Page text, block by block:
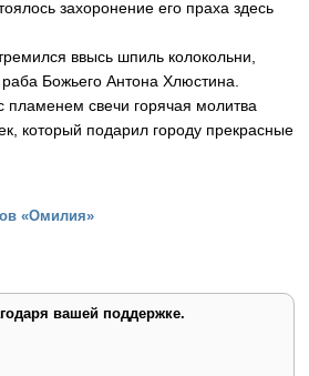
захоронение его праха здесь
ввысь шпиль колокольни,
Божьего Антона Хлюстина.
пламенем свечи горячая молитва
который подарил городу прекрасные
«Омилия»
вашей поддержке.